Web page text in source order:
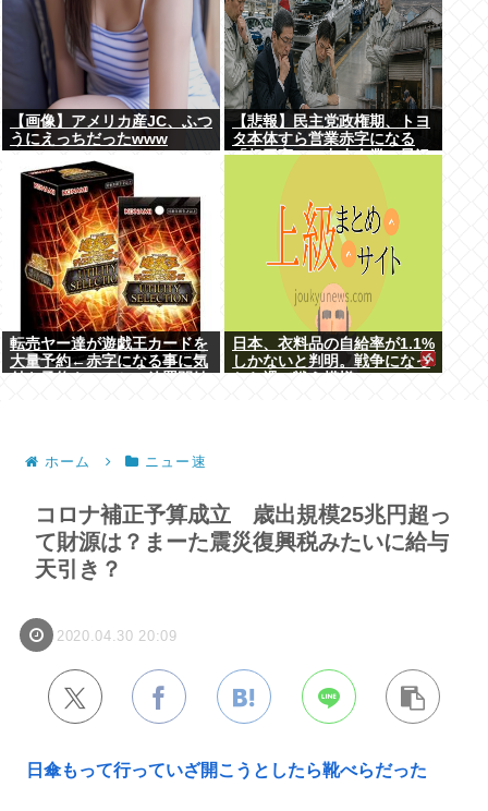
【画像】アメリカ産JC、ふつ
うにえっちだったwww
【悲報】民主党政権期、トヨ
タ本体すら営業赤字になる
「超円高」…中小企業の景況
転売ヤー達が遊戯王カードを
大量予約←赤字になる事に気
日本、衣料品の自給率が1.1%
しかないと判明。戦争になっ
ホーム ニュー速
コロナ補正予算成立 歳出規模25兆円超っ
て財源は？まーた震災復興税みたいに給与
天引き？
2020.04.30 20:09
日傘もって行っていざ開こうとしたら靴べらだった